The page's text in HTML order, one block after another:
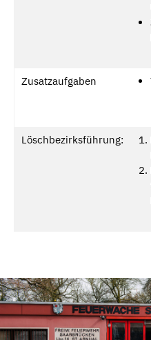
Zusatzaufgaben
Löschbezirksführung: